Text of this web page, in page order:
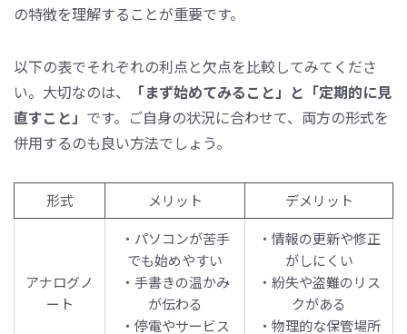
の特徴を理解することが重要です。
以下の表でそれぞれの利点と欠点を比較してみてくださ
い。大切なのは、
「まず始めてみること」と「定期的に見
直すこと」 です。ご自身の状況に合わせて、両方の形式を
併用するのも良い方法でしょう。
形式 メリット デメリット
アナログノ
ート
・パソコンが苦手
でも始めやすい
・手書きの温かみ
が伝わる
・停電やサービス
・情報の更新や修正
がしにくい
・紛失や盗難のリス
クがある
・物理的な保管場所